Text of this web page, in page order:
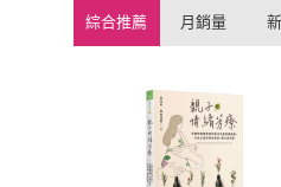
綜合推薦 月銷量